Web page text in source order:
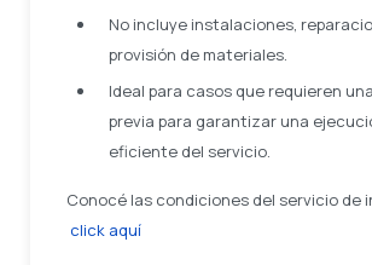
No incluye instalaciones,
provisión de materiales.
Ideal para casos que requieren
previa para garantizar una
eficiente del servicio.
Conocé las condiciones del servicio de
click aquí